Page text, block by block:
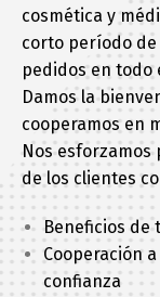
cosmética y
corto período de
pedidos en todo
Damos la
cooperamos en
Nos esforzamos
de los clientes
Beneficios de
Cooperación
confianza